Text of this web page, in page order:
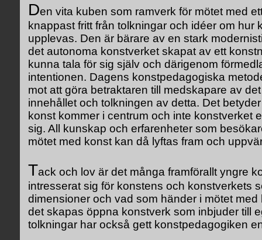
Den vita kuben som ramverk för mötet med
knappast fritt från tolkningar och idéer om hur
upplevas. Den är bärare av en stark
det autonoma konstverket skapat av ett
kunna tala för sig själv och därigenom
intentionen. Dagens konstpedagogiska
mot att göra betraktaren till medskapare av
innehållet och tolkningen av detta. Det
konst kommer i centrum och inte konstverket
sig. All kunskap och erfarenheter som
mötet med konst kan då lyftas fram och
Tack och lov är det många framförallt yngre
intresserat sig för konstens och konstverkets
dimensioner och vad som händer i mötet med
det skapas öppna konstverk som inbjuder till
tolkningar har också gett konstpedagogiken